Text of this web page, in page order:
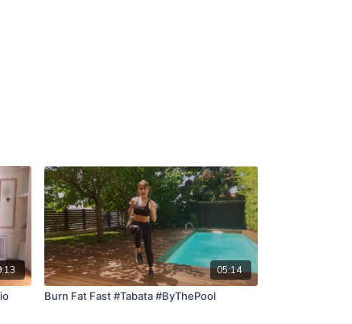
05:14
Burn Fat Fast #Tabata #ByThePool